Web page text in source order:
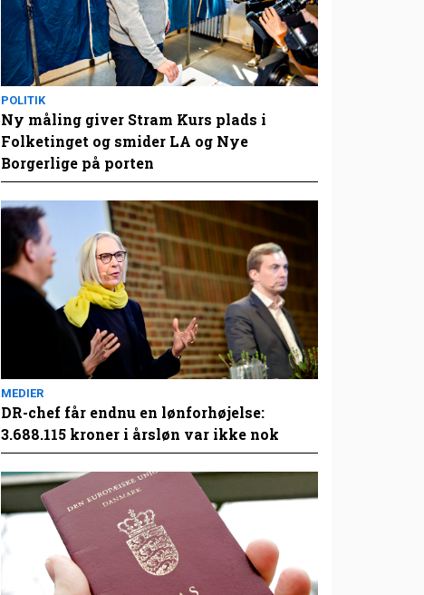
POLITIK
Ny måling giver Stram Kurs plads i
Folketinget og smider LA og Nye
Borgerlige på porten
MEDIER
DR-chef får endnu en lønforhøjelse:
3.688.115 kroner i årsløn var ikke nok